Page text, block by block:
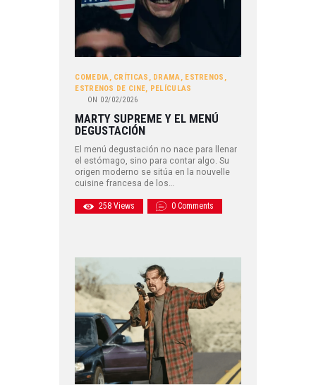
COMEDIA, CRÍTICAS , DRAMA, ESTRENOS ,
ESTRENOS DE CINE, PELÍCULAS
ON 02/02/2026
MARTY SUPREME Y EL MENÚ
DEGUSTACIÓN
El menú degustación no nace para llenar
el estómago, sino para contar algo. Su
origen moderno se sitúa en la nouvelle
cuisine francesa de los…
258 Views 0 Comments